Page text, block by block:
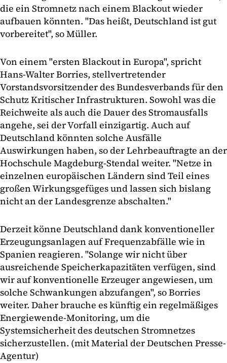
die ein Stromnetz nach einem Blackout wieder
aufbauen könnten. "Das heißt, Deutschland ist gut
vorbereitet", so Müller.
Von einem "ersten Blackout in Europa", spricht
Hans-Walter Borries, stellvertretender
Vorstandsvorsitzender des Bundesverbands für den
Schutz Kritischer Infrastrukturen. Sowohl was die
Reichweite als auch die Dauer des Stromausfalls
angehe, sei der Vorfall einzigartig. Auch auf
Deutschland könnten solche Ausfälle
Auswirkungen haben, so der Lehrbeauftragte an der
Hochschule Magdeburg-Stendal weiter. "Netze in
einzelnen europäischen Ländern sind Teil eines
großen Wirkungsgefüges und lassen sich bislang
nicht an der Landesgrenze abschalten."
Derzeit könne Deutschland dank konventioneller
Erzeugungsanlagen auf Frequenzabfälle wie in
Spanien reagieren. "Solange wir nicht über
ausreichende Speicherkapazitäten verfügen, sind
wir auf konventionelle Erzeuger angewiesen, um
solche Schwankungen abzufangen", so Borries
weiter. Daher brauche es künftig ein regelmäßiges
Energiewende-Monitoring, um die
Systemsicherheit des deutschen Stromnetzes
sicherzustellen. (mit Material der Deutschen Presse-
Agentur)